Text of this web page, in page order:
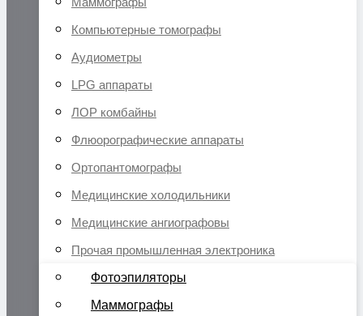
Компьютерные томографы
Аудиометры
LPG аппараты
ЛОР комбайны
Флюорографические аппараты
Ортопантомографы
Медицинские холодильники
Медицинские ангиографовы
Прочая промышленная электроника
Фотоэпиляторы
Маммографы